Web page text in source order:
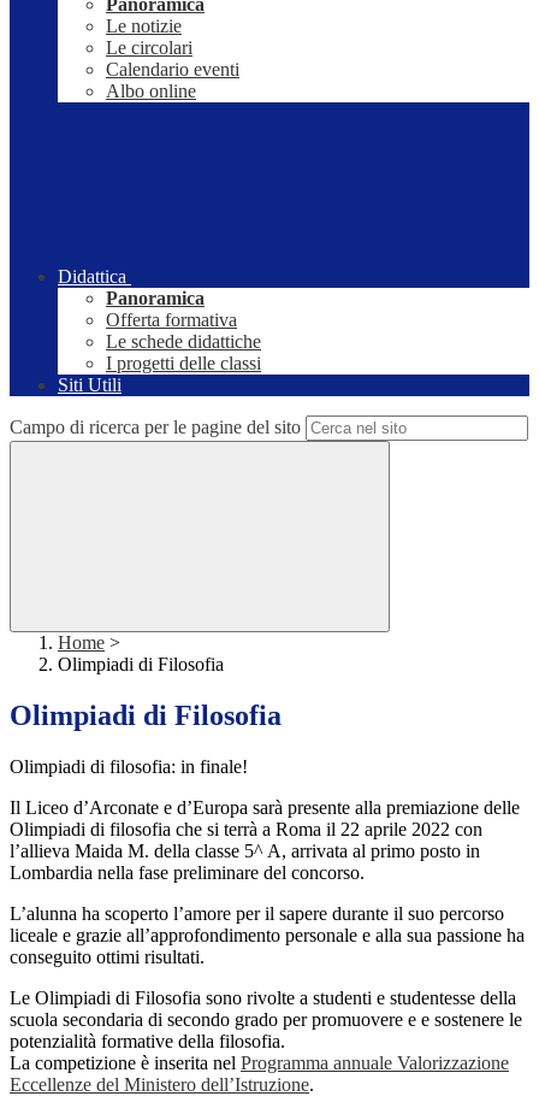
Panoramica
Le notizie
Le circolari
Calendario eventi
Albo online
Didattica
Panoramica
Offerta formativa
Le schede didattiche
I progetti delle classi
Siti Utili
Campo di ricerca per le pagine del sito
Home >
Olimpiadi di Filosofia
Olimpiadi di Filosofia
Olimpiadi di filosofia: in finale!
Il Liceo d’Arconate e d’Europa sarà presente alla premiazione delle
Olimpiadi di filosofia che si terrà a Roma il 22 aprile 2022 con
l’allieva Maida M. della classe 5^ A, arrivata al primo posto in
Lombardia nella fase preliminare del concorso.
L’alunna ha scoperto l’amore per il sapere durante il suo percorso
liceale e grazie all’approfondimento personale e alla sua passione ha
conseguito ottimi risultati.
Le Olimpiadi di Filosofia sono rivolte a studenti e studentesse della
scuola secondaria di secondo grado per promuovere e e sostenere le
potenzialità formative della filosofia.
La competizione è inserita nel Programma annuale Valorizzazione
Eccellenze del Ministero dell’Istruzione.